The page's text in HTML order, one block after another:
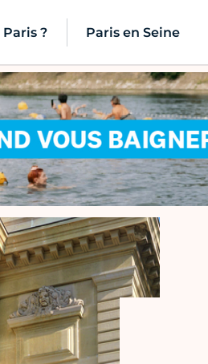
? Paris en Seine